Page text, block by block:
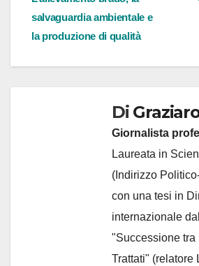
articoli
salvaguardia ambientale e
la produzione di qualità
Di
Giornalista
Laureata in
(Indirizzo
con una tesi in
internazionale
"Successione tra
Trattati" (relatore